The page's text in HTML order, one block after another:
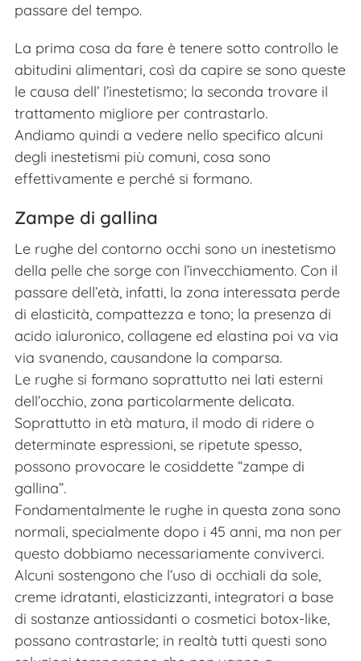
passare del tempo.
La prima cosa da fare è tenere sotto controllo le
abitudini alimentari, così da capire se sono queste
le causa dell’ l’inestetismo; la seconda trovare il
trattamento migliore per contrastarlo.
Andiamo quindi a vedere nello specifico alcuni
degli inestetismi più comuni, cosa sono
effettivamente e perché si formano.
Zampe di gallina
Le rughe del contorno occhi sono un inestetismo
della pelle che sorge con l’invecchiamento. Con il
passare dell’età, infatti, la zona interessata perde
di elasticità, compattezza e tono; la presenza di
acido ialuronico, collagene ed elastina poi va via
via svanendo, causandone la comparsa.
Le rughe si formano soprattutto nei lati esterni
dell’occhio, zona particolarmente delicata.
Soprattutto in età matura, il modo di ridere o
determinate espressioni, se ripetute spesso,
possono provocare le cosiddette “zampe di
gallina”.
Fondamentalmente le rughe in questa zona sono
normali, specialmente dopo i 45 anni, ma non per
questo dobbiamo necessariamente conviverci.
Alcuni sostengono che l’uso di occhiali da sole,
creme idratanti, elasticizzanti, integratori a base
di sostanze antiossidanti o cosmetici botox-like,
possano contrastarle; in realtà tutti questi sono